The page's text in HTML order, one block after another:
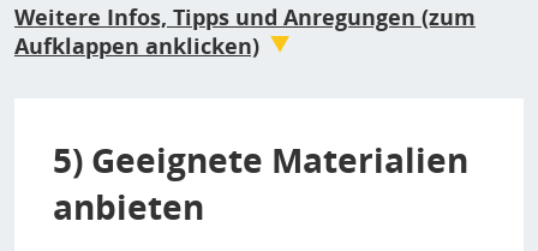
Weitere Infos, Tipps und Anregungen (zum
Aufklappen anklicken)
Der Bund stellt Gelder zur Verfügung, um Schulen
technisch besser auszustatten („DigitalPakt“). Doch
bessere Technik schafft noch längst keine
5) Geeignete Materialien
anbieten